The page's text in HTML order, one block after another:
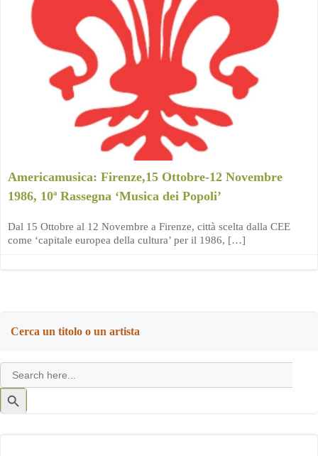
Americamusica: Firenze,15 Ottobre-12 Novembre
1986, 10ª Rassegna ‘Musica dei Popoli’
Dal 15 Ottobre al 12 Novembre a Firenze, città scelta dalla CEE
come ‘capitale europea della cultura’ per il 1986, […]
Cerca un titolo o un artista
Search
for:
Search
Button